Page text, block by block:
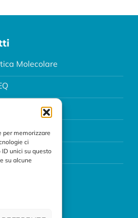
per memorizzare
ci
unici su questo
su alcune
Molecolare
PMA